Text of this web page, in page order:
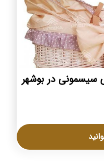
در بوشهر